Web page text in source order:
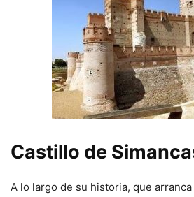
Castillo de
A lo largo de su historia, que